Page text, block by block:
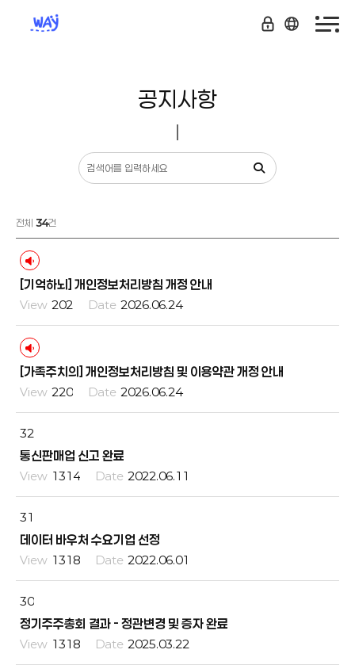
공지사항
전체 34건
[기억하뇌] 개인정보처리방침 개정 안내
202 2026.06.24
[가족주치의] 개인정보처리방침 및 이용약관 개정 안내
220 2026.06.24
32
통신판매업 신고 완료
1314 2022.06.11
31
데이터 바우처 수요기업 선정
1318 2022.06.01
30
정기주주총회 결과 - 정관변경 및 증자 완료
1318 2025.03.22